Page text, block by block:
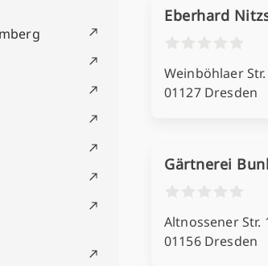
Eberhard
Weinböhlaer
01127 Dresden
Gärtnerei
Altnossener Str.
01156 Dresden